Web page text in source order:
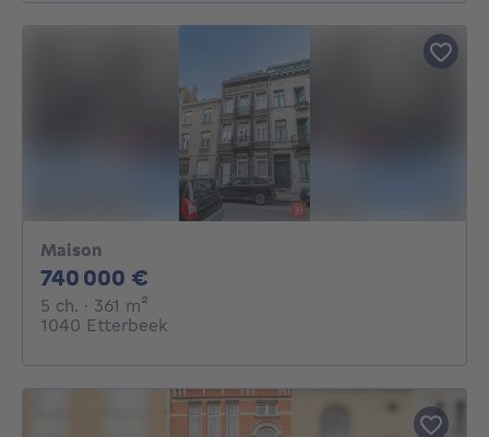
Maison
740 000 €
5 ch. 5 chambres
· 361 m²
1040 Etterbeek